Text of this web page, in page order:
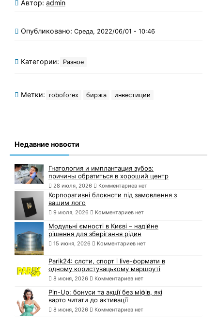
Автор: admin
Опубликовано: Среда, 2022/06/01 - 10:46
Категории: Разное
Метки: roboforex биржа инвестиции
Недавние новости
Гнатология и имплантация зубов:
причины обратиться в хороший центр
28 июля, 2026 Комментариев нет
Корпоративні блокноти під замовлення з
вашим лого
9 июля, 2026 Комментариев нет
Модульні ємності в Києві – надійне
рішення для зберігання рідин
15 июня, 2026 Комментариев нет
Parik24: слоти, спорт і live-формати в
одному користувацькому маршруті
8 июня, 2026 Комментариев нет
Pin-Up: бонуси та акції без міфів, які
варто читати до активації
8 июня, 2026 Комментариев нет